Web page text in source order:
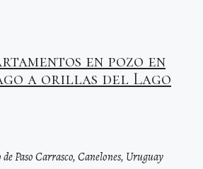
en pozo en
a orillas del Lago
Paso Carrasco, Canelones, Uruguay